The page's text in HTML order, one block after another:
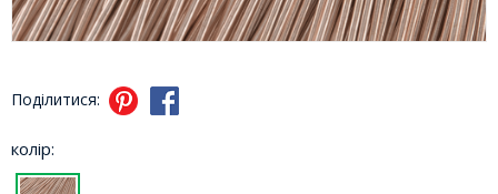
Поділитися:
колір: